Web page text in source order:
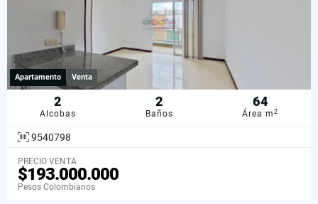
Apartamento Venta
2
Alcobas
2
Baños
64
Área m2
9540798
PRECIO VENTA
$193.000.000
Pesos Colombianos